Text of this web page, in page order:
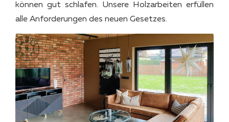
können gut schlafen. Unsere Holzarbeiten erfüllen
alle Anforderungen des neuen Gesetzes.